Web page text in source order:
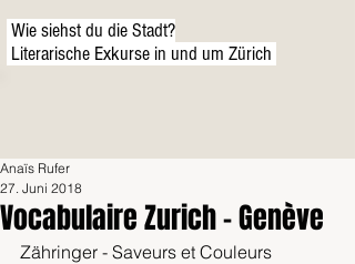
Wie siehst du die Stadt?
Literarische Exkurse in und um Zürich
Vocabulaire Zurich - Genève
Anaïs Rufer
27. Juni 2018
Zähringer - Saveurs et Couleurs